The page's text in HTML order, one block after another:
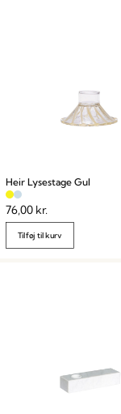
Heir Lysestage Gul
76,00 kr.
Tilføj til kurv